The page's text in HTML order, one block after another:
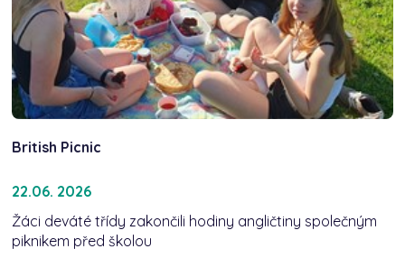
British Picnic
22.06. 2026
Žáci deváté třídy zakončili hodiny angličtiny společným
piknikem před školou